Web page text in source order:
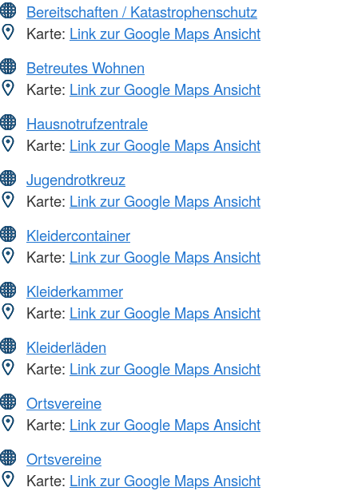
Bereitschaften / Katastrophenschutz
Karte: Link zur Google Maps Ansicht
Betreutes Wohnen
Karte: Link zur Google Maps Ansicht
Hausnotrufzentrale
Karte: Link zur Google Maps Ansicht
Jugendrotkreuz
Karte: Link zur Google Maps Ansicht
Kleidercontainer
Karte: Link zur Google Maps Ansicht
Kleiderkammer
Karte: Link zur Google Maps Ansicht
Kleiderläden
Karte: Link zur Google Maps Ansicht
Ortsvereine
Karte: Link zur Google Maps Ansicht
Ortsvereine
Karte: Link zur Google Maps Ansicht